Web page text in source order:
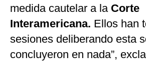
medida cautelar a la Corte
Interamericana. Ellos han
sesiones deliberando esta
concluyeron en nada”,